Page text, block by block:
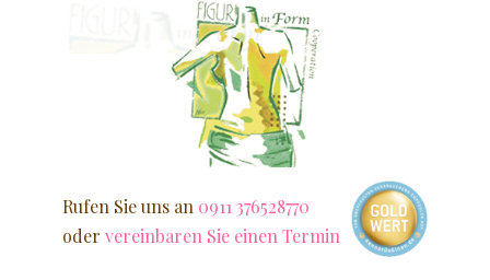
Rufen Sie uns an 0911 376528770
oder vereinbaren Sie einen Termin